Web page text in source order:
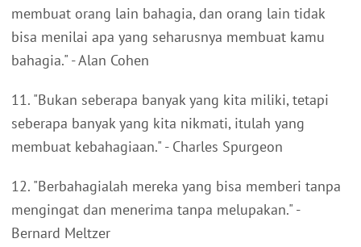
membuat orang lain bahagia, dan orang lain tidak
bisa menilai apa yang seharusnya membuat kamu
bahagia." - Alan Cohen
11. "Bukan seberapa banyak yang kita miliki, tetapi
seberapa banyak yang kita nikmati, itulah yang
membuat kebahagiaan." - Charles Spurgeon
12. "Berbahagialah mereka yang bisa memberi tanpa
mengingat dan menerima tanpa melupakan." -
Bernard Meltzer